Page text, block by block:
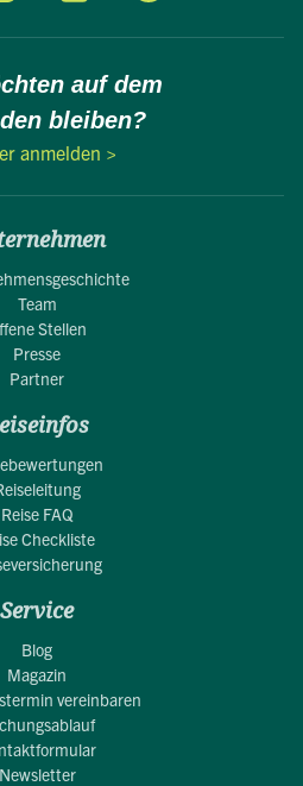
auf dem
bleiben?
anmelden >
Team
Stellen
Presse
Partner
Reise FAQ
Checkliste
Service
Blog
Magazin
vereinbaren
Newsletter